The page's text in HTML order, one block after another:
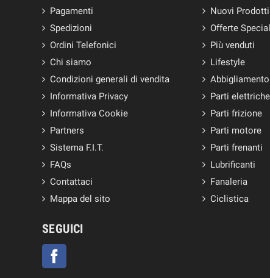
Pagamenti
Spedizioni
Ordini Telefonici
Chi siamo
Condizioni generali di vendita
Informativa Privacy
Informativa Cookie
Partners
Sistema F.I.T.
FAQs
Contattaci
Mappa del sito
Nuovi Prodotti
Offerte
Più venduti
Lifestyle
Abbigliamento
Parti elettriche
Parti frizione
Parti motore
Parti frenanti
Lubrificanti
Fanaleria
Ciclistica
SEGUICI